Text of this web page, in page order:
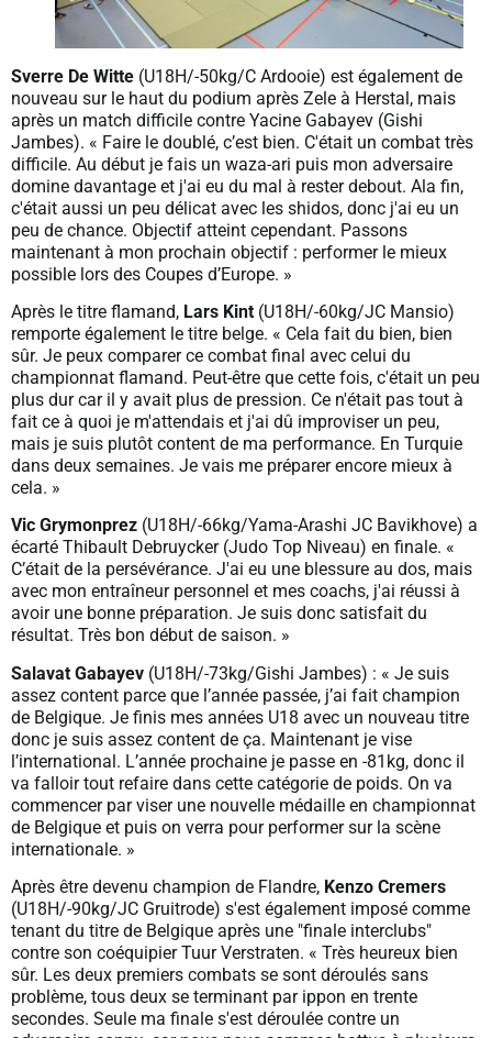
Sverre De Witte (U18H/-50kg/C Ardooie) est également de
nouveau sur le haut du podium après Zele à Herstal, mais
après un match difficile contre Yacine Gabayev (Gishi
Jambes). « Faire le doublé, c’est bien. C'était un combat très
difficile. Au début je fais un waza-ari puis mon adversaire
domine davantage et j'ai eu du mal à rester debout. Ala fin,
c'était aussi un peu délicat avec les shidos, donc j'ai eu un
peu de chance. Objectif atteint cependant. Passons
maintenant à mon prochain objectif : performer le mieux
possible lors des Coupes d’Europe. »
Après le titre flamand, Lars Kint (U18H/-60kg/JC Mansio)
remporte également le titre belge. « Cela fait du bien, bien
sûr. Je peux comparer ce combat final avec celui du
championnat flamand. Peut-être que cette fois, c'était un peu
plus dur car il y avait plus de pression. Ce n'était pas tout à
fait ce à quoi je m'attendais et j'ai dû improviser un peu,
mais je suis plutôt content de ma performance. En Turquie
dans deux semaines. Je vais me préparer encore mieux à
cela. »
Vic Grymonprez (U18H/-66kg/Yama-Arashi JC Bavikhove) a
écarté Thibault Debruycker (Judo Top Niveau) en finale. «
C’était de la persévérance. J'ai eu une blessure au dos, mais
avec mon entraîneur personnel et mes coachs, j'ai réussi à
avoir une bonne préparation. Je suis donc satisfait du
résultat. Très bon début de saison. »
Salavat Gabayev (U18H/-73kg/Gishi Jambes) : « Je suis
assez content parce que l’année passée, j’ai fait champion
de Belgique. Je finis mes années U18 avec un nouveau titre
donc je suis assez content de ça. Maintenant je vise
l’international. L’année prochaine je passe en -81kg, donc il
va falloir tout refaire dans cette catégorie de poids. On va
commencer par viser une nouvelle médaille en championnat
de Belgique et puis on verra pour performer sur la scène
internationale. »
Après être devenu champion de Flandre, Kenzo Cremers
(U18H/-90kg/JC Gruitrode) s'est également imposé comme
tenant du titre de Belgique après une "finale interclubs"
contre son coéquipier Tuur Verstraten. « Très heureux bien
sûr. Les deux premiers combats se sont déroulés sans
problème, tous deux se terminant par ippon en trente
secondes. Seule ma finale s'est déroulée contre un